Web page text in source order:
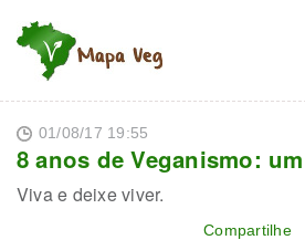
01/08/17 19:55
8 anos de Veganismo:
Viva e deixe viver.
Compartilhe